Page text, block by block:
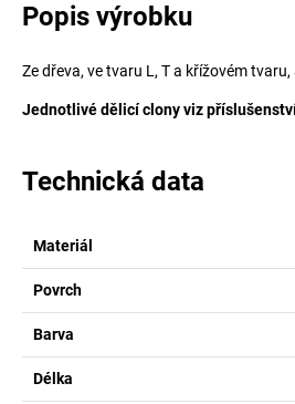
Popis výrobku
Ze dřeva, ve tvaru L, T a křížovém
Jednotlivé dělicí clony viz
Technická data
Materiál
Povrch
Barva
Délka